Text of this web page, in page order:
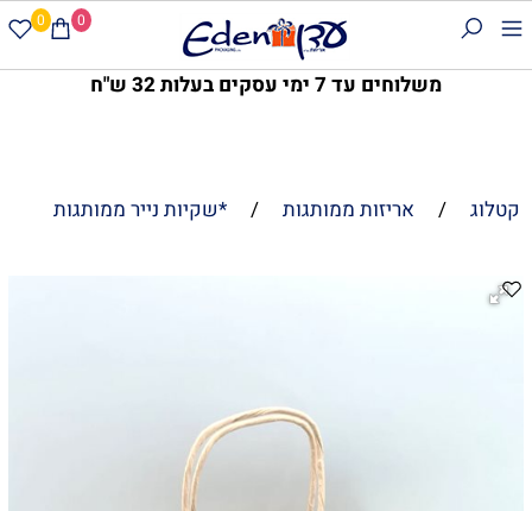
משלוחים עד 7 ימי עסקים בעלות 32 ש"ח
0 0
קטלוג / אריזות ממותגות / *שקיות נייר ממותגות